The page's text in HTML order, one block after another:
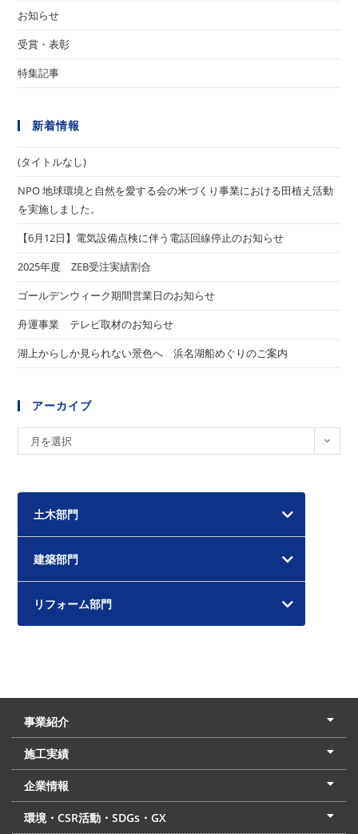
お知らせ
受賞・表彰
特集記事
新着情報
(タイトルなし)
NPO 地球環境と自然を愛する会の米づくり事業における田植え活動
を実施しました。
【6月12日】電気設備点検に伴う電話回線停止のお知らせ
2025年度 ZEB受注実績割合
ゴールデンウィーク期間営業日のお知らせ
舟運事業 テレビ取材のお知らせ
湖上からしか見られない景色へ 浜名湖船めぐりのご案内
アーカイブ
ー
イ
月を選択
土木部門
建築部門
リフォーム部門
事業紹介
土木本部
建築本部
PPP・PFI
リフォーム・リノベーション
中村建設の家
施工実績
土木部門
建築部門
リフォーム部門
住宅部門
名古屋支店
東京支店
企業情報
会社概要
経営理念
沿革
リクルート
最新情報
お問合せ
環境・CSR活動・SDGs・GX